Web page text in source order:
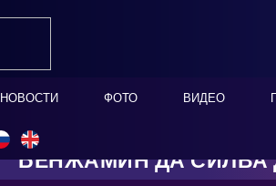
НОВОСТИ ФОТО ВИДЕО
БЕНЖАМИН ДА